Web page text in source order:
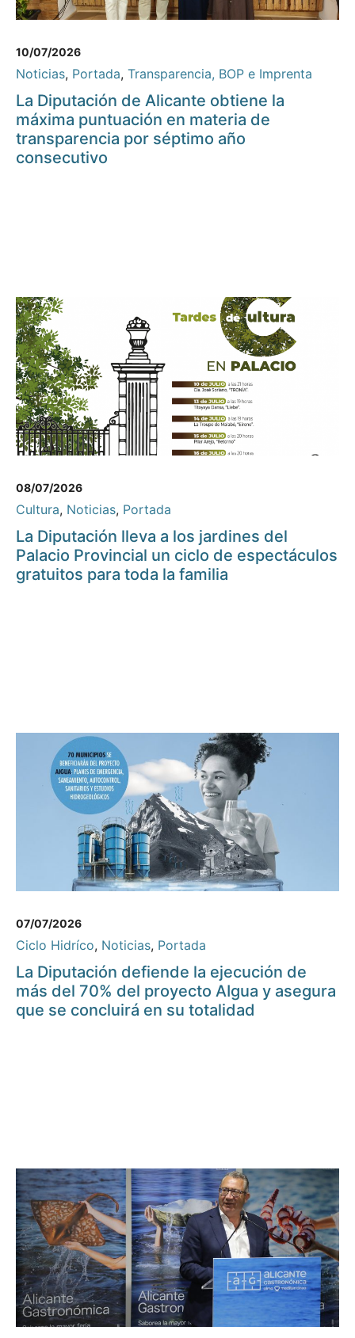
10/07/2026
Noticias, Portada, Transparencia, BOP e Imprenta
La Diputación de Alicante obtiene la
máxima puntuación en materia de
transparencia por séptimo año
consecutivo
08/07/2026
Cultura, Noticias, Portada
La Diputación lleva a los jardines del
Palacio Provincial un ciclo de espectáculos
gratuitos para toda la familia
07/07/2026
Ciclo Hidríco, Noticias, Portada
La Diputación defiende la ejecución de
más del 70% del proyecto AIgua y asegura
que se concluirá en su totalidad